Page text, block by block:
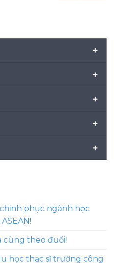
+
+
+
+
+
phục ngành học
cùng theo đuổi!
học thạc sĩ trường công